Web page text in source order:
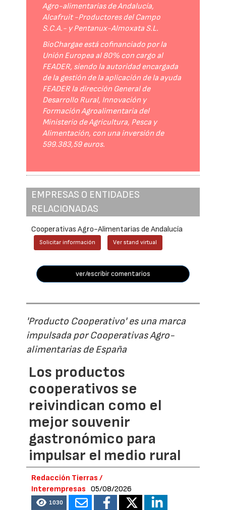
Agro-alimentarias de Andalucía,
Alcafruit -Productores del Campo
S.C.A.- y Pentanux-Almoxata S.L.
BioChargae está cofinanciado por la
Unión Europea al 80% con cargo al
FEADER, siendo la autoridad encargada
de la gestión de la aplicación de la ayuda
FEADER la dirección General de
Desarrollo Rural, Innovación y
Formación Agroalimentaria del
Ministerio de Agricultura, Pesca y
Alimentación, con una inversión de
599.383,59 euros.
EMPRESAS O ENTIDADES
RELACIONADAS
Cooperativas Agro-Alimentarias de Andalucía
Solicitar información Ver stand virtual
ver/escribir comentarios
'Producto Cooperativo' es una marca
impulsada por Cooperativas Agro-
alimentarias de España
Los productos
cooperativos se
reivindican como el
mejor souvenir
gastronómico para
impulsar el medio rural
Redacción Tierras /
Interempresas
05/08/2026
1030